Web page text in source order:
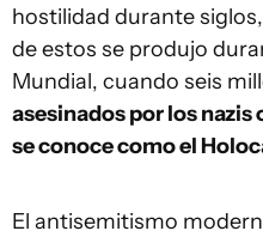
hostilidad durante
de estos se produjo
Mundial, cuando seis
asesinados por los nazis
se conoce como el
El antisemitismo